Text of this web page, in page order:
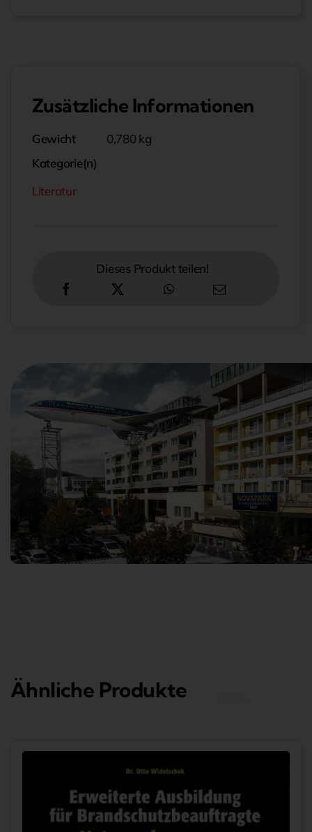
Zusätzliche Informationen
Gewicht
0,780 kg
Kategorie(n)
Literatur
Dieses Produkt teilen!
Ähnliche Produkte